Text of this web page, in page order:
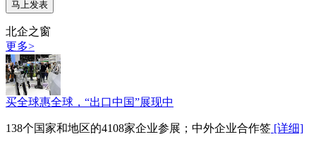
北企之窗
更多>
买全球惠全球，“出口中国”展现中
138个国家和地区的4108家企业参展；中外企业合作签 [详细]